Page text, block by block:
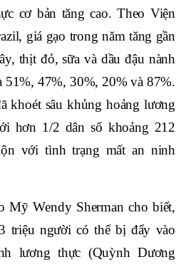
cơ bản tăng cao. Theo Viện
giá gạo trong năm tăng gần
thịt đỏ, sữa và dầu đậu nành
51%, 47%, 30%, 20% và 87%.
khoét sâu khủng hoảng lương
hơn 1/2 dân số khoảng 212
với tình trạng mất an ninh
Mỹ Wendy Sherman cho biết,
triệu người có thể bị đẩy vào
lương thực (Quỳnh Dương